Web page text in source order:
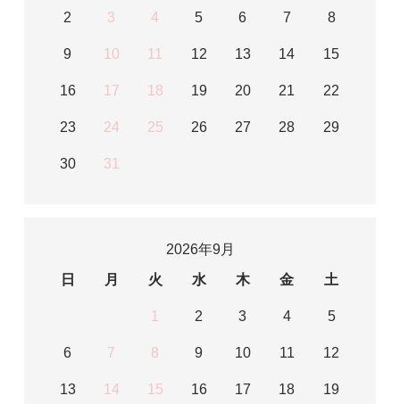
2 3 4 5 6 7 8
9 10 11 12 13 14 15
16 17 18 19 20 21 22
23 24 25 26 27 28 29
30 31
2026年9月
日
月 火 水 木 金 土
1 2 3 4 5
6 7 8 9 10 11 12
13 14 15 16 17 18 19